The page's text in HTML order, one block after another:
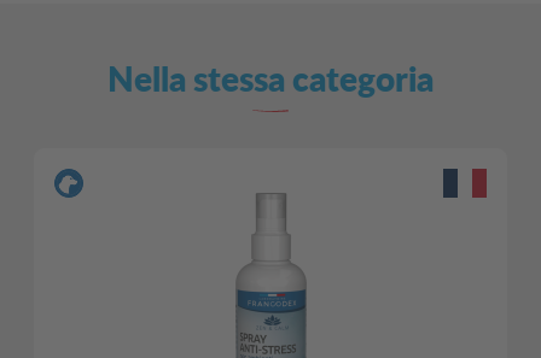
Nella stessa categoria